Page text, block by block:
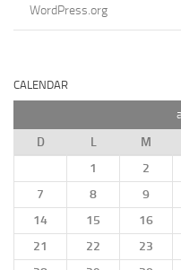
WordPress.org
CALENDAR
D
L M
1
2
7
8 9
14
15 16
21
22 23